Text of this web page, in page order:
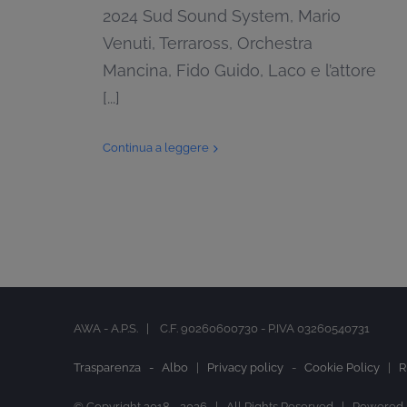
2024 Sud Sound System, Mario
Venuti, Terraross, Orchestra
Mancina, Fido Guido, Laco e l’attore
[...]
Continua a leggere
AWA - A.P.S. | C.F. 90260600730 - P.IVA 03260540731
Trasparenza -Albo Privacy policy -Cookie Policy